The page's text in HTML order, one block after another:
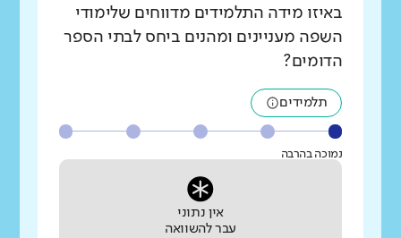
באיזו מידה התלמידים מדווחים שלימודי
השפה מעניינים ומהנים ביחס לבתי הספר
הדומים?
תלמידים
נמוכה בהרבה
אין נתוני
עבר להשוואה